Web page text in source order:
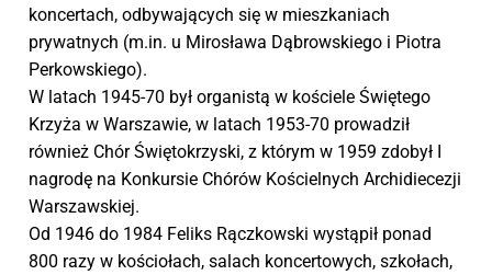
koncertach, odbywających się w mieszkaniach
prywatnych (m.in. u Mirosława Dąbrowskiego i Piotra
Perkowskiego).
W latach 1945-70 był organistą w kościele Świętego
Krzyża w Warszawie, w latach 1953-70 prowadził
również Chór Świętokrzyski, z którym w 1959 zdobył I
nagrodę na Konkursie Chórów Kościelnych Archidiecezji
Warszawskiej.
Od 1946 do 1984 Feliks Rączkowski wystąpił ponad
800 razy w kościołach, salach koncertowych, szkołach,